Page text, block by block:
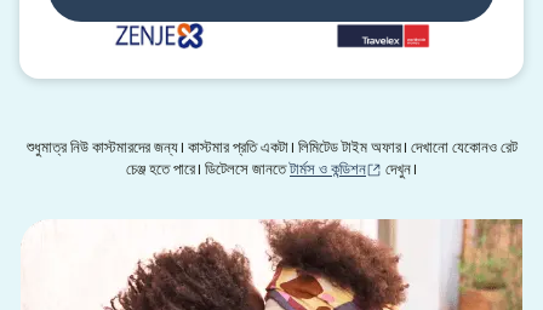
শুধুমাত্র নিউ কাস্টমারদের জন্য। কাস্টমার প্রতি একটা। লিমিটেড টাইম অফার। দেখানো যেকোনও রেট
চেঞ্জ হতে পারে। ডিটেলসে জানতেটার্মস ও কন্ডিশন (নতুন উইন্ডোতে খুলবে)
দেখুন।